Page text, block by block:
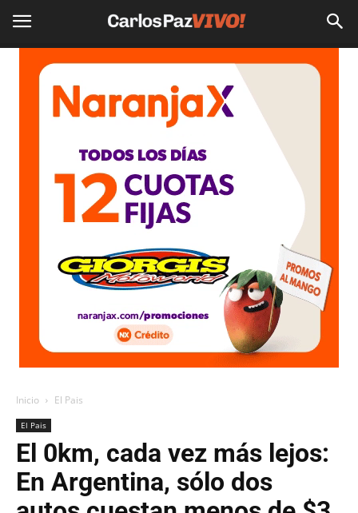
Inicio El Pais
El Pais
El 0km, cada vez más lejos:
En Argentina, sólo dos